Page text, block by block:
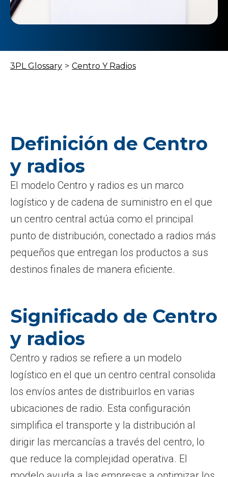
3PL Glossary > Centro Y Radios
Definición de Centro
y radios
El modelo Centro y radios es un marco
logístico y de cadena de suministro en el que
un centro central actúa como el principal
punto de distribución, conectado a radios más
pequeños que entregan los productos a sus
destinos finales de manera eficiente.
Significado de Centro
y radios
Centro y radios se refiere a un modelo
logístico en el que un centro central consolida
los envíos antes de distribuirlos en varias
ubicaciones de radio. Esta configuración
simplifica el transporte y la distribución al
dirigir las mercancías a través del centro, lo
que reduce la complejidad operativa. El